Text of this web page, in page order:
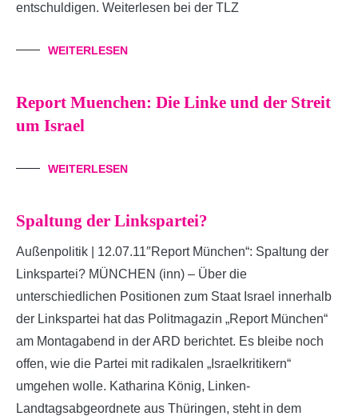
entschuldigen. Weiterlesen bei der TLZ
WEITERLESEN
Report Muenchen: Die Linke und der Streit
um Israel
WEITERLESEN
Spaltung der Linkspartei?
Außenpolitik | 12.07.11″Report München“: Spaltung der
Linkspartei? MÜNCHEN (inn) – Über die
unterschiedlichen Positionen zum Staat Israel innerhalb
der Linkspartei hat das Politmagazin „Report München“
am Montagabend in der ARD berichtet. Es bleibe noch
offen, wie die Partei mit radikalen „Israelkritikern“
umgehen wolle. Katharina König, Linken-
Landtagsabgeordnete aus Thüringen, steht in dem